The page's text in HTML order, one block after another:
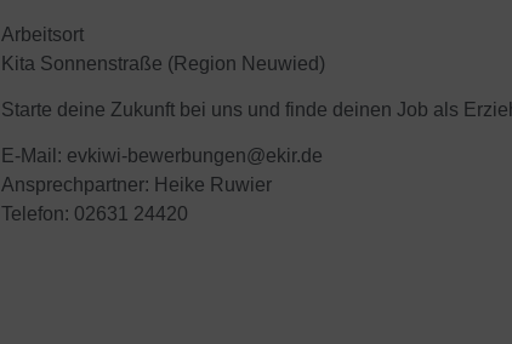
Arbeitsort
Kita Sonnenstraße (Region Neuwied)
Starte deine Zukunft bei uns und finde deinen Job als
E-Mail: evkiwi-bewerbungen@ekir.de
Ansprechpartner: Heike Ruwier
Telefon: 02631 24420